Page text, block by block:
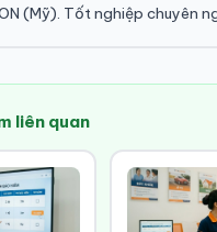
(Mỹ). Tốt nghiệp chuyên
liên quan